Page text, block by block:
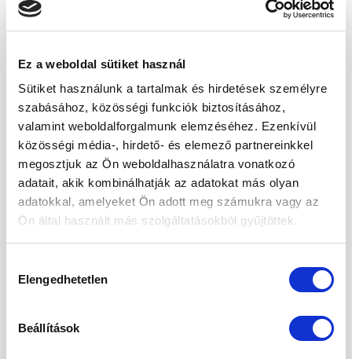
Ez a weboldal sütiket használ
Sütiket használunk a tartalmak és hirdetések személyre
szabásához, közösségi funkciók biztosításához,
valamint weboldalforgalmunk elemzéséhez. Ezenkívül
közösségi média-, hirdető- és elemező partnereinkkel
megosztjuk az Ön weboldalhasználatra vonatkozó
adatait, akik kombinálhatják az adatokat más olyan
adatokkal, amelyeket Ön adott meg számukra vagy az
Ön által használt más szolgáltatásokból gyűjtöttek.
kiválasztása
Elengedhetetlen
Beállítások
Tárolása
lezárt csomagolásban.
A gesztenyeliszt szénhidráttartalma
100g-ban: 70g
Tápérték
100 g-
Egy
(50 g)
RI%*
ban
Energiaérték
1371
kJ /
686 kJ /
162 kcal
8%
– Telített
2%
0%